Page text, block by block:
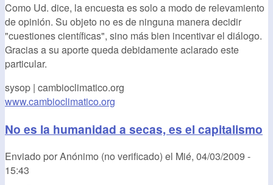
Como Ud. dice, la encuesta es solo a modo de relevamiento
de opinión. Su objeto no es de ninguna manera decidir
"cuestiones científicas", sino más bien incentivar el diálogo.
Gracias a su aporte queda debidamente aclarado este
particular.
sysop | cambioclimatico.org
www.cambioclimatico.org
No es la humanidad a secas, es el capitalismo
Enviado porAnónimo (no verificado) el Mié, 04/03/2009 -
15:43